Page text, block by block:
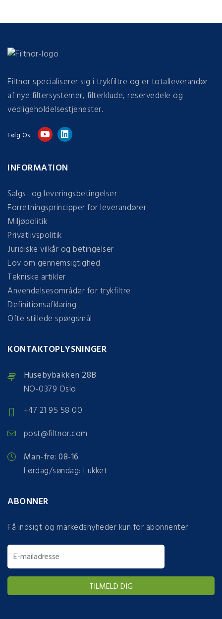
Filtnor specialiserer sig i trykfiltre og er totalleverandør
af nye filtersystemer, filterklude, reservedele og
vedligeholdelsestjenester.
Følg Os:
INFORMATION
Salgs- og leveringsbetingelser
Forretningsprincipper for leverandører
Miljøpolitik
Privatlivspolitik
Juridiske vilkår og betingelser
Lov om gennemsigtighed
Tekniske artikler
Anvendelsesområder for trykfiltre
Definitionsafklaring
Ofte stillede spørgsmål
KONTAKTOPLYSNINGER
Husebybakken 28B
NO-0379 Oslo
+47 21 95 58 00
post@filtnor.com
Man-fre: 08-16
Lørdag/søndag: Lukket
ABONNER
Få indsigt og markedsnyheder kun for abonnenter